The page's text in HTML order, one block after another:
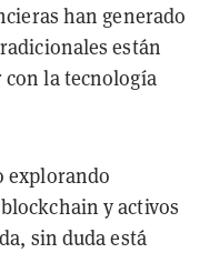
han generado
están
con la tecnología
explorando
y activos
sin duda está